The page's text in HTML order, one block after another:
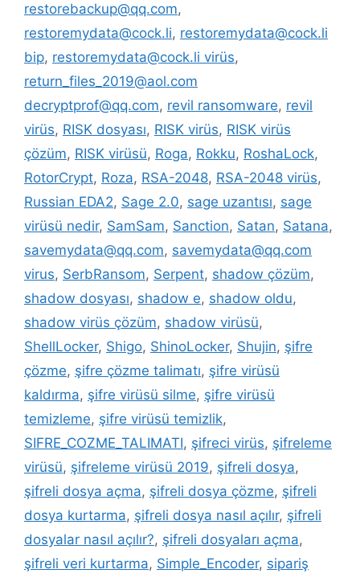
restorebackup@qq.com,
restoremydata@cock.li, restoremydata@cock.li
bip, restoremydata@cock.li virüs,
return_files_2019@aol.com
decryptprof@qq.com, revil ransomware, revil
virüs, RISK dosyası, RISK virüs, RISK virüs
çözüm, RISK virüsü, Roga, Rokku, RoshaLock,
RotorCrypt, Roza, RSA-2048, RSA-2048 virüs,
Russian EDA2, Sage 2.0, sage uzantısı, sage
virüsü nedir, SamSam, Sanction, Satan, Satana,
savemydata@qq.com, savemydata@qq.com
virus, SerbRansom, Serpent, shadow çözüm,
shadow dosyası, shadow e, shadow oldu,
shadow virüs çözüm, shadow virüsü,
ShellLocker, Shigo, ShinoLocker, Shujin, şifre
çözme, şifre çözme talimatı, şifre virüsü
kaldırma, şifre virüsü silme, şifre virüsü
temizleme, şifre virüsü temizlik,
SIFRE_COZME_TALIMATI, şifreci virüs, şifreleme
virüsü, şifreleme virüsü 2019, şifreli dosya,
şifreli dosya açma, şifreli dosya çözme, şifreli
dosya kurtarma, şifreli dosya nasıl açılır, şifreli
dosyalar nasıl açılır?, şifreli dosyaları açma,
şifreli veri kurtarma, Simple_Encoder, sipariş